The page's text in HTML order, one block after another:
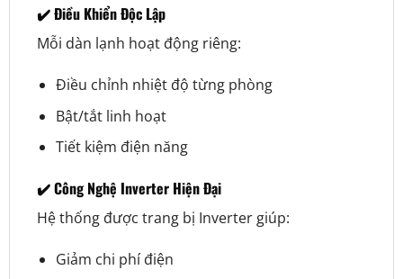
✔️ Điều Khiển Độc Lập
Mỗi dàn lạnh hoạt động riêng:
Điều chỉnh nhiệt độ từng phòng
Bật/tắt linh hoạt
Tiết kiệm điện năng
✔️ Công Nghệ Inverter Hiện Đại
Hệ thống được trang bị Inverter giúp:
Giảm chi phí điện